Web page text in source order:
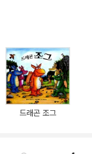
들이 직접 심사에 참여하는
어린이를 위한 노랫말을 만
도널드슨은 자신이 만든 노
시작했다. 그의 작품에는 동
힘이 있다. 광고 일러스트레
도널드슨과 작업한 책들이
드래곤 조그